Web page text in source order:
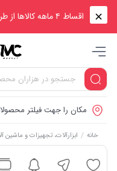
اقساط ۴ ماهه کالاها از طریق ترب پی، اسنپ پی و دیجی پی
مکان را جهت فیلتر
خانه / ابزارآلات، تجهیزات و ماشین